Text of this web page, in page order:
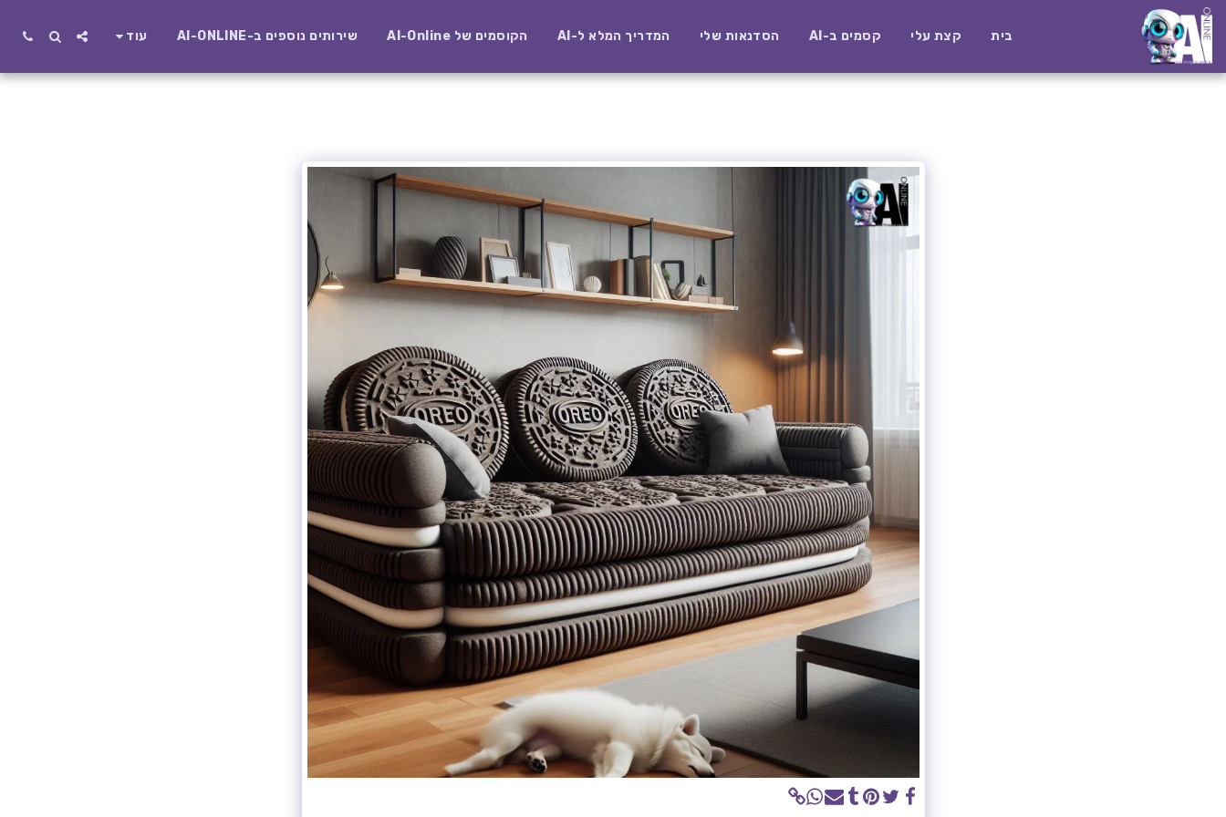
בית קצת עלי קסמים ב-AI הסדנאות שלי המדריך המלא ל-AI הקוסמים של AI-Online שירותים נוספים ב-AI-ONLINE עוד